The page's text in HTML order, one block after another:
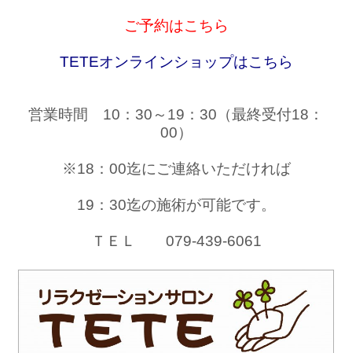
ご予約はこちら
TETEオンラインショップはこちら
営業時間 10：30～19：30（最終受付18：
00）
※18：00迄にご連絡いただければ
19：30迄の施術が可能です。
ＴＥＬ 079-439-6061